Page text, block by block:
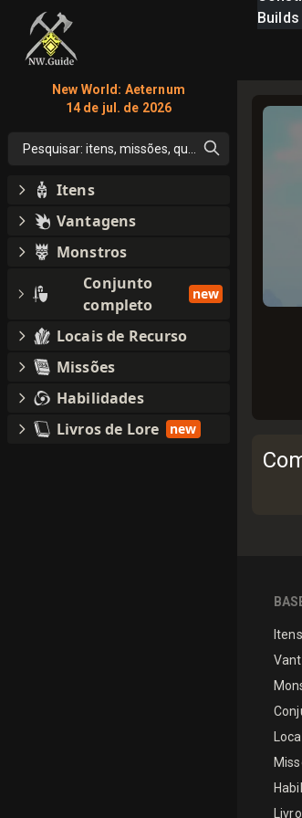
Builds
Itens
New World: Aeternum
14 de jul. de 2026
Pesquisar: itens, missões, qualquer coisa
Itens
Vantagens
Monstros
Conjunto
completo
new
Locais de Recurso
Missões
Habilidades
Livros de Lore
new